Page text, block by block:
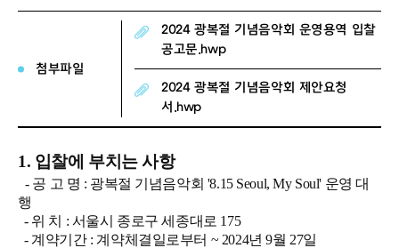
첨부파일
2024 광복절 기념음악회 운영용역 입찰
공고문.hwp
2024 광복절 기념음악회 제안요청
서.hwp
1. 입찰에 부치는 사항
- 공 고 명 : 광복절 기념음악회 '8.15 Seoul, My Soul' 운영 대
행
- 위 치 : 서울시 종로구 세종대로 175
- 계약기간 : 계약체결일로부터 ~ 2024년 9월 27일